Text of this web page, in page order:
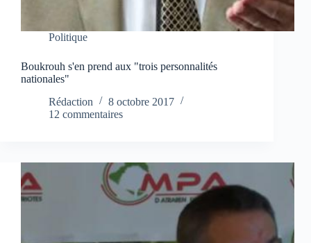
Politique
Boukrouh s'en prend aux "trois personnalités
nationales"
Rédaction
8 octobre 2017
12 commentaires